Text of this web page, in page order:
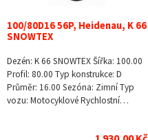
100/80D16 56P, Heidenau, K 66
SNOWTEX
Dezén: K 66 SNOWTEX Šířka: 100.00
Profil: 80.00 Typ konstrukce: D
Průměr: 16.00 Sezóna: Zimní Typ
vozu: Motocyklové Rychlostní…